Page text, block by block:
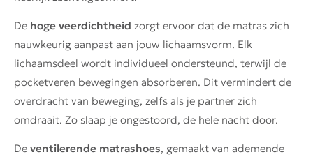
De hoge veerdichtheid zorgt ervoor dat de matras zich
nauwkeurig aanpast aan jouw lichaamsvorm. Elk
lichaamsdeel wordt individueel ondersteund, terwijl de
pocketveren bewegingen absorberen. Dit vermindert de
overdracht van beweging, zelfs als je partner zich
omdraait. Zo slaap je ongestoord, de hele nacht door.
De ventilerende matrashoes, gemaakt van ademende